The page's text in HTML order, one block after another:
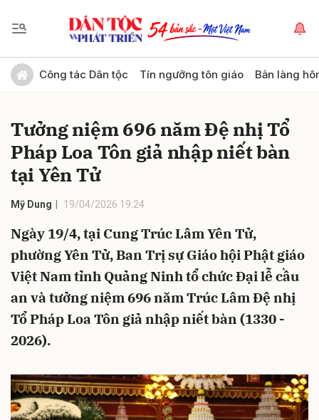
Công tác Dân tộc Tín ngưỡng tôn giáo Bản làng
Tưởng niệm 696 năm Đệ nhị Tổ
Pháp Loa Tôn giả nhập niết bàn
tại Yên Tử
Mỹ Dung 19/04/2026 19:24
Ngày 19/4, tại Cung Trúc Lâm Yên Tử,
phường Yên Tử, Ban Trị sự Giáo hội Phật giáo
Việt Nam tỉnh Quảng Ninh tổ chức Đại lễ cầu
an và tưởng niệm 696 năm Trúc Lâm Đệ nhị
Tổ Pháp Loa Tôn giả nhập niết bàn (1330 -
2026).
Gửi bình luận